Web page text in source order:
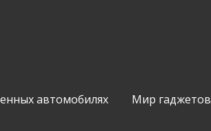
автомобилях Мир гаджетов